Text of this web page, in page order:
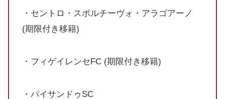
・セントロ・スポルチーヴォ・アラゴアーノ
(期限付き移籍)
・フィゲイレンセFC (期限付き移籍)
・パイサンドゥSC